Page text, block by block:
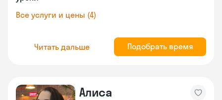
Все услуги и цены (4)
Читать дальше Подобрать время
Алиса